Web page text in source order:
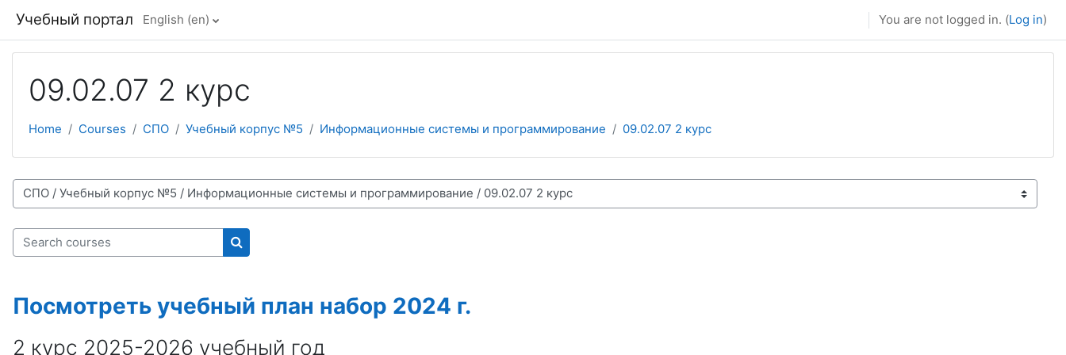
Учебный портал English ‎(en)‎ You are not logged in. (Log in)
09.02.07 2 курс
Home Courses СПО Учебный корпус №5 Информационные системы и программирование 09.02.07 2 курс
categories
Search courses
Search courses
Посмотреть учебный план набор 2024 г.
2 курс 2025-2026 учебный год